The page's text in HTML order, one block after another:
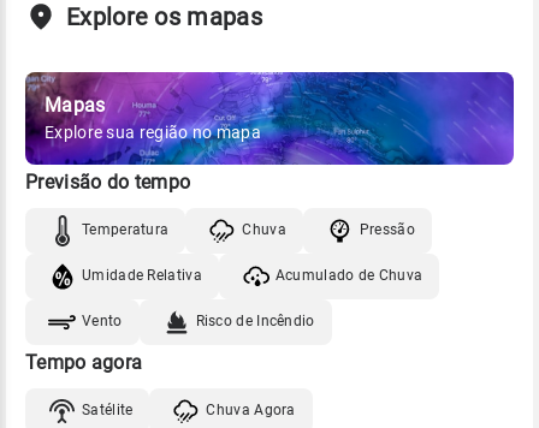
Explore os mapas
Mapas
Explore sua região no mapa
Previsão do tempo
Temperatura Chuva Pressão
Umidade Relativa Acumulado de Chuva
Vento Risco de Incêndio
Tempo agora
Satélite Chuva Agora